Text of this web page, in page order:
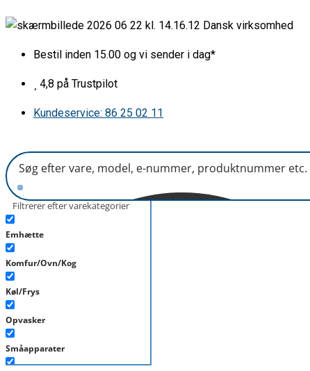
til
Dansk virksomhed
Bestil inden 15.00 og vi sender i dag*
4,8 på Trustpilot
Kundeservice: 86 25 02 11
Filtrerer efter varekategorier
Emhætte
Komfur/Ovn/Kog
Køl/Frys
Opvasker
Småapparater
for
"vinger"